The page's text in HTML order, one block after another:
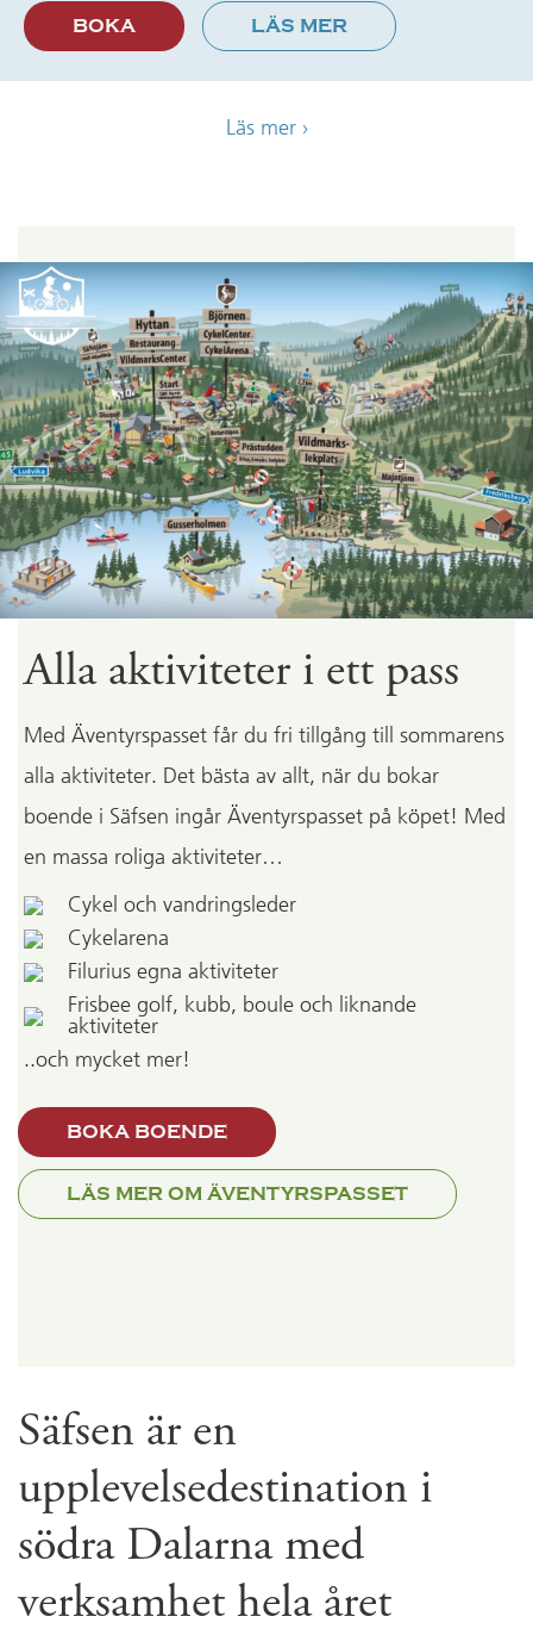
BOKA LÄS MER
Läs mer ›
Alla aktiviteter i ett pass
Med Äventyrspasset får du fri tillgång till sommarens
alla aktiviteter. Det bästa av allt, när du bokar
boende i Säfsen ingår Äventyrspasset på köpet! Med
en massa roliga aktiviteter…
Cykel och vandringsleder
Cykelarena
Filurius egna aktiviteter
Frisbee golf, kubb, boule och liknande
aktiviteter
..och mycket mer!
BOKA BOENDE
LÄS MER OM ÄVENTYRSPASSET
Säfsen är en
upplevelsedestination i
södra Dalarna med
verksamhet hela året